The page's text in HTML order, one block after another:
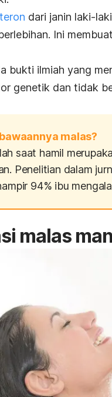
dari janin laki-
Ini
bukti ilmiah yang
genetik dan tidak
malas?
saat hamil
Penelitian dalam
94% ibu
malas